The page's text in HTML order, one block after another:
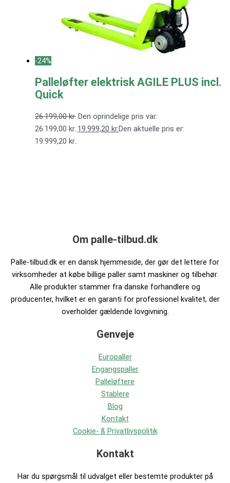
-24%
Palleløfter elektrisk AGILE PLUS incl.
Quick
26.199,00kr. Den oprindelige pris var:
26.199,00 kr..19.999,20 kr.Den aktuelle pris er:
19.999,20 kr..
Om palle-tilbud.dk
Palle-tilbud.dk er en dansk hjemmeside, der gør det lettere for
virksomheder at købe billige paller samt maskiner og tilbehør.
Alle produkter stammer fra danske forhandlere og
producenter, hvilket er en garanti for professionel kvalitet, der
overholder gældende lovgivning.
Genveje
Europaller
Engangspaller
Palleløftere
Stablere
Blog
Kontakt
Cookie- & Privatlivspolitik
Kontakt
Har du spørgsmål til udvalget eller bestemte produkter på